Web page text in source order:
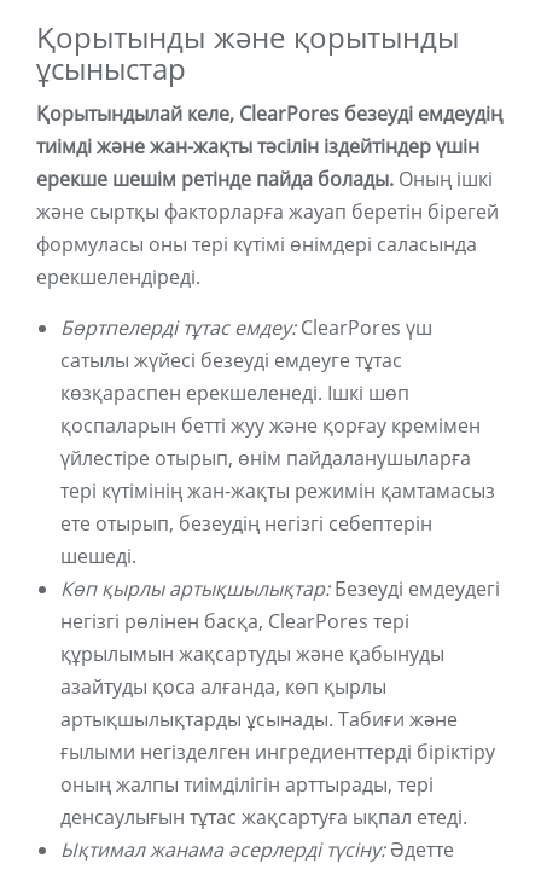
Қорытынды және қорытынды
ұсыныстар
Қорытындылай келе, ClearPores безеуді емдеудің
тиімді және жан-жақты тәсілін іздейтіндер үшін
ерекше шешім ретінде пайда болады. Оның ішкі
және сыртқы факторларға жауап беретін бірегей
формуласы оны тері күтімі өнімдері саласында
ерекшелендіреді.
Бөртпелерді тұтас емдеу:ClearPores үш
сатылы жүйесі безеуді емдеуге тұтас
көзқараспен ерекшеленеді. Ішкі шөп
қоспаларын бетті жуу және қорғау кремімен
үйлестіре отырып, өнім пайдаланушыларға
тері күтімінің жан-жақты режимін қамтамасыз
ете отырып, безеудің негізгі себептерін
шешеді.
Көп қырлы артықшылықтар:Безеуді емдеудегі
негізгі рөлінен басқа, ClearPores тері
құрылымын жақсартуды және қабынуды
азайтуды қоса алғанда, көп қырлы
артықшылықтарды ұсынады. Табиғи және
ғылыми негізделген ингредиенттерді біріктіру
оның жалпы тиімділігін арттырады, тері
денсаулығын тұтас жақсартуға ықпал етеді.
Ықтимал жанама әсерлерді түсіну:Әдетте